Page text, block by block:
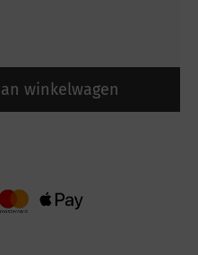
winkelwagen